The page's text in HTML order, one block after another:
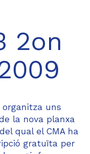
2on
organitza uns
la nova planxa
qual el CMA ha
gratuïta per